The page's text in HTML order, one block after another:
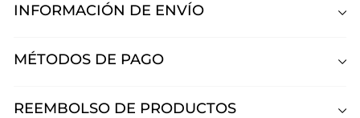
INFORMACIÓN DE ENVÍO
MÉTODOS DE PAGO
REEMBOLSO DE PRODUCTOS